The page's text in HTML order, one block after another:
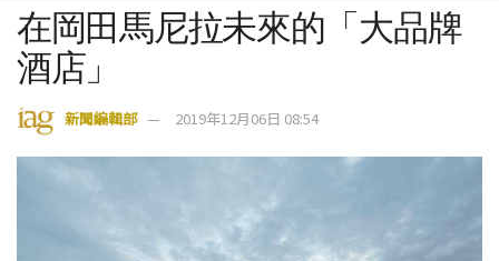
在岡田馬尼拉未來的「大品牌
酒店」
新聞編輯部 2019年12月06日 08:54